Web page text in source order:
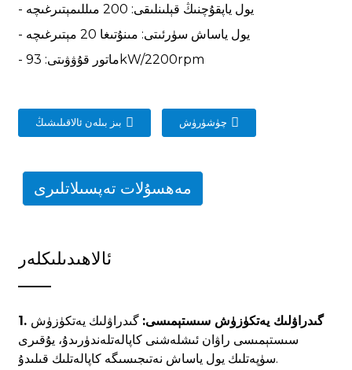
- يول ياپقۇچنىڭ قېلىنلىقى: 200 مىللىمېتىرغىچە
- يول ياساش سۈرئىتى: مىنۇتىغا 20 مېتىرغىچە
- ماتور قۇۋۋىتى: 93kW/2200rpm
بىز بىلەن ئالاقىلىشىڭ چۈشۈرۈش
مەھسۇلات تەپسىلاتلىرى
ئالاھىدىلىكلەر
1. گىدراۋلىك يەتكۈزۈش سىستېمىسى: گىدراۋلىك يەتكۈزۈش
سىستېمىسى راۋان ئىشلەشنى كاپالەتلەندۈرىدۇ، يۇقىرى
سۈپەتلىك يول ياساش نەتىجىسىگە كاپالەتلىك قىلىدۇ.